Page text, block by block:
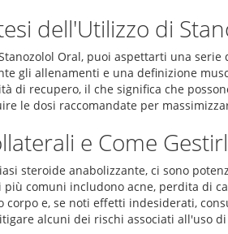
dell'Utilizzo di
Oral, puoi aspettarti una
gli allenamenti e una definizione
di recupero, il che significa che
le dosi raccomandate per
e Come
steroide anabolizzante, ci sono
comuni includono acne, perdita di
corpo e, se noti effetti indesiderati,
alcuni dei rischi associati all'uso